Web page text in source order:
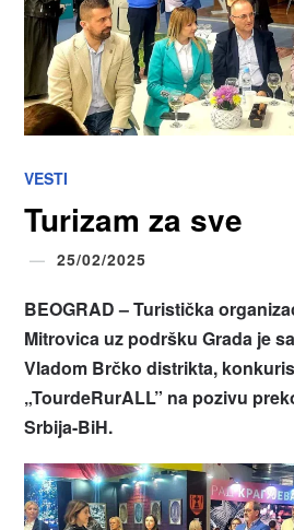
VESTI
Turizam za sve
25/02/2025
BEOGRAD – Turistička
Mitrovica uz podršku Grada je
Vladom Brčko distrikta,
„TourdeRurALL” na pozivu
Srbija-BiH.